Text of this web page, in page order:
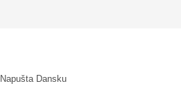
Napušta Dansku